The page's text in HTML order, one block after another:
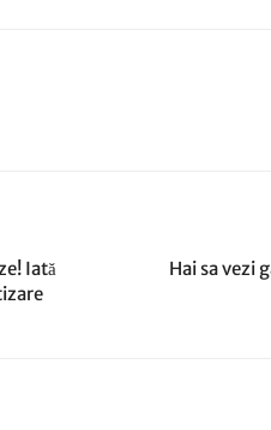
Iată
Hai sa vezi